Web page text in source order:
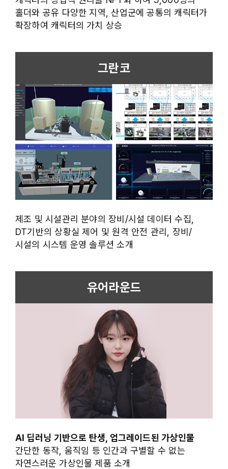
홀더와 공유 다양한 지역, 산업군에 공통의 캐릭터가
확장하여 캐릭터의 가치 상승
그란코
제조 및 시설관리 분야의 장비/시설 데이터 수집,
DT기반의 상황실 제어 및 원격 안전 관리, 장비/
시설의 시스템 운영 솔루션 소개
유어라운드
AI 딥러닝 기반으로 탄생, 업그레이드된 가상인물
간단한 동작, 움직임 등 인간과 구별할 수 없는
자연스러운 가상인물 제품 소개